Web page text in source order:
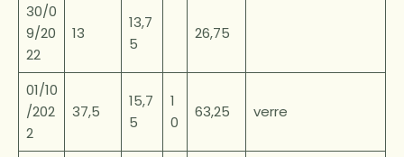
30/0
9/20
22
13
13,7
5
26,75
01/10
/202
2
37,5
15,7
5
1
0
63,25 verre